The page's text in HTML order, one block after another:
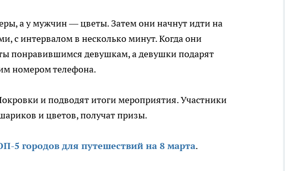
а у мужчин — цветы. Затем они начнут идти на
с интервалом в несколько минут. Когда они
понравившимся девушкам, а девушки подарят
номером телефона.
и подводят итоги мероприятия. Участники
и цветов, получат призы.
5 городов для путешествий на 8 марта.